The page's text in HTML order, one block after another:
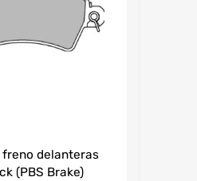
freno delanteras
(PBS Brake)